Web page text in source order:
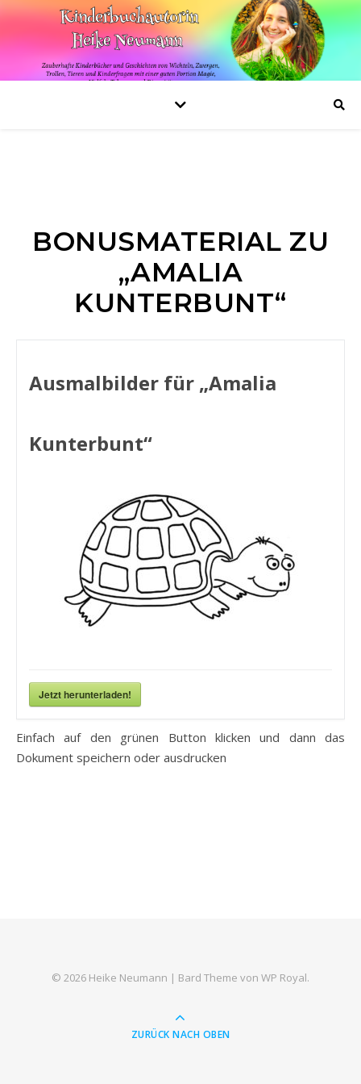
BONUSMATERIAL ZU
„AMALIA
KUNTERBUNT“
Ausmalbilder für „Amalia
Kunterbunt“
Jetzt herunterladen!
Einfach auf den grünen Button klicken und dann das
Dokument speichern oder ausdrucken
© 2026 Heike Neumann | Bard Theme von WP Royal.
ZURÜCK NACH OBEN